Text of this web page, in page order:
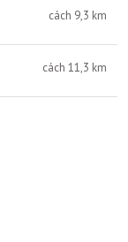
cách 9,3 km
cách 11,3 km